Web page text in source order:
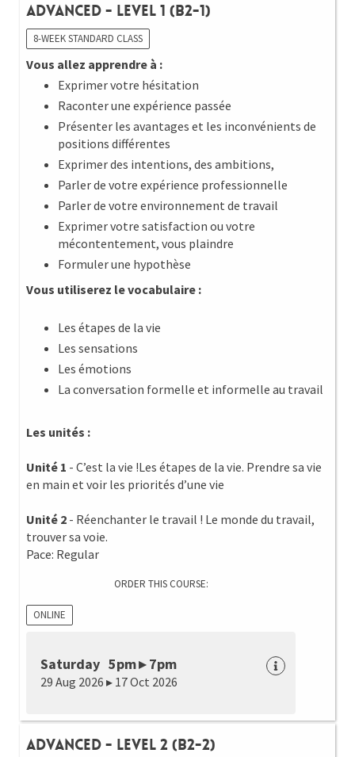
Advanced - Level 1 (B2-1)
8-WEEK STANDARD CLASS
Vous allez apprendre à :
Exprimer votre hésitation
Raconter une expérience passée
Présenter les avantages et les inconvénients de
positions différentes
Exprimer des intentions, des ambitions,
Parler de votre expérience professionnelle
Parler de votre environnement de travail
Exprimer votre satisfaction ou votre
mécontentement, vous plaindre
Formuler une hypothèse
Vous utiliserez le vocabulaire :
Les étapes de la vie
Les sensations
Les émotions
La conversation formelle et informelle au travail
Les unités :
Unité 1 - C’est la vie !Les étapes de la vie. Prendre sa vie
en main et voir les priorités d’une vie
Unité 2 - Réenchanter le travail ! Le monde du travail,
trouver sa voie.
Pace: Regular
ORDER THIS COURSE:
ONLINE
Saturday 5pm ▸ 7pm
29 Aug 2026 ▸ 17 Oct 2026
Advanced - Level 2 (B2-2)